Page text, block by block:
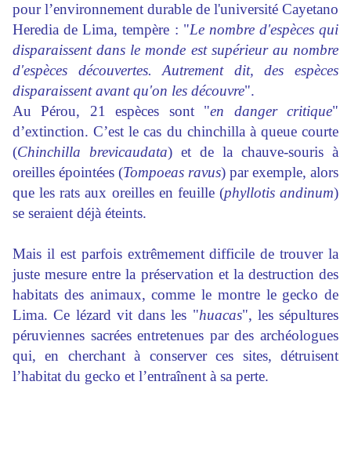
pour l’environnement durable de l'université Cayetano
Heredia de Lima, tempère : "Le nombre d'espèces qui
disparaissent dans le monde est supérieur au nombre
d'espèces découvertes. Autrement dit, des espèces
disparaissent avant qu'on les découvre".
Au Pérou, 21 espèces sont "en danger critique"
d’extinction. C’est le cas du chinchilla à queue courte
(Chinchilla brevicaudata) et de la chauve-souris à
oreilles épointées (Tompoeas ravus) par exemple, alors
que les rats aux oreilles en feuille (phyllotis andinum)
se seraient déjà éteints.
Mais il est parfois extrêmement difficile de trouver la
juste mesure entre la préservation et la destruction des
habitats des animaux, comme le montre le gecko de
Lima. Ce lézard vit dans les "huacas", les sépultures
péruviennes sacrées entretenues par des archéologues
qui, en cherchant à conserver ces sites, détruisent
l’habitat du gecko et l’entraînent à sa perte.